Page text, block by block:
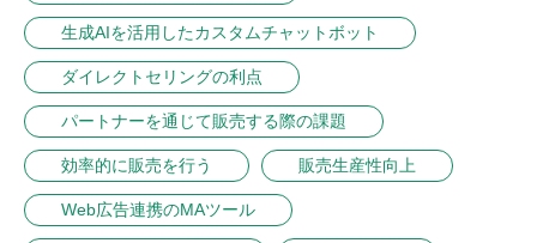
生成AIを活用したカスタムチャットボット
ダイレクトセリングの利点
パートナーを通じて販売する際の課題
効率的に販売を行う 販売生産性向上
Web広告連携のMAツール